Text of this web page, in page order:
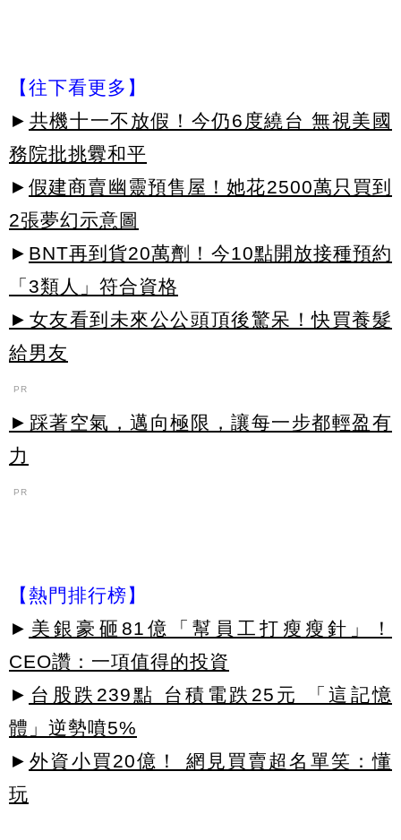
【往下看更多】
► 共機十一不放假！今仍6度繞台 無視美國
務院批挑釁和平
► 假建商賣幽靈預售屋！她花2500萬只買到
2張夢幻示意圖
► BNT再到貨20萬劑！今10點開放接種預約
「3類人」符合資格
►女友看到未來公公頭頂後驚呆！快買養髮
給男友
PR
►踩著空氣，邁向極限，讓每一步都輕盈有
力
PR
【熱門排行榜】
► 美銀豪砸81億「幫員工打瘦瘦針」！
CEO讚：一項值得的投資
► 台股跌239點 台積電跌25元 「這記憶
體」逆勢噴5%
► 外資小買20億！ 網見買賣超名單笑：懂
玩